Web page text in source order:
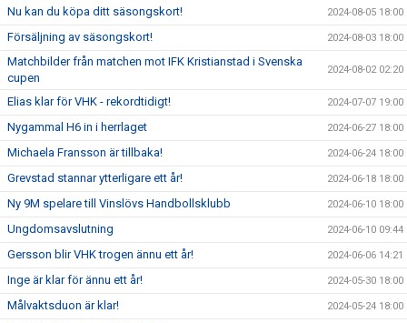
Nu kan du köpa ditt säsongskort! 2024-08-05 18:00
Försäljning av säsongskort! 2024-08-03 18:00
Matchbilder från matchen mot IFK Kristianstad i Svenska
cupen
2024-08-02 02:20
Elias klar för VHK - rekordtidigt! 2024-07-07 19:00
Nygammal H6 in i herrlaget 2024-06-27 18:00
Michaela Fransson är tillbaka! 2024-06-24 18:00
Grevstad stannar ytterligare ett år! 2024-06-18 18:00
Ny 9M spelare till Vinslövs Handbollsklubb 2024-06-10 18:00
Ungdomsavslutning 2024-06-10 09:44
Gersson blir VHK trogen ännu ett år! 2024-06-06 14:21
Inge är klar för ännu ett år! 2024-05-30 18:00
Målvaktsduon är klar! 2024-05-24 18:00